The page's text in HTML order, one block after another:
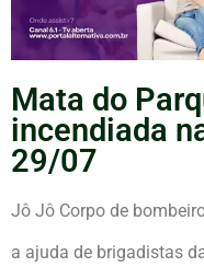
Mata do
incendiada
29/07
Jô Jô Corpo de
a ajuda de brigadistas